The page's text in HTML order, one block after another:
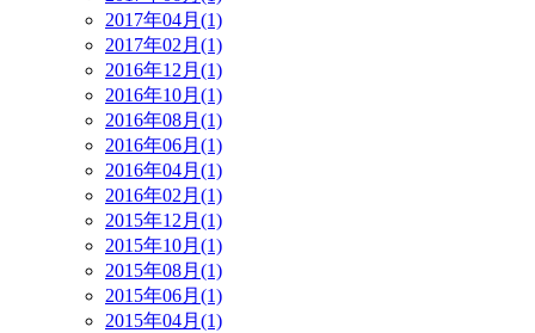
2017年04月(1)
2017年02月(1)
2016年12月(1)
2016年10月(1)
2016年08月(1)
2016年06月(1)
2016年04月(1)
2016年02月(1)
2015年12月(1)
2015年10月(1)
2015年08月(1)
2015年06月(1)
2015年04月(1)